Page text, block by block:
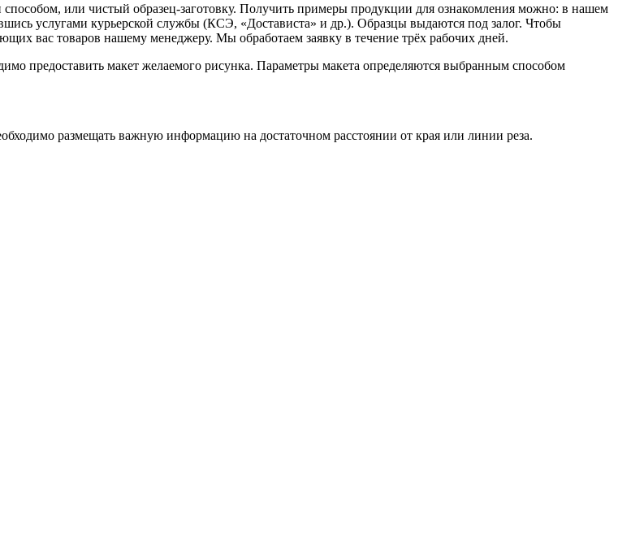
или чистый образец-заготовку. Получить примеры продукции для ознакомления можно: в нашем
услугами курьерской службы (КСЭ, «Достависта» и др.). Образцы выдаются под залог. Чтобы
вас товаров нашему менеджеру. Мы обработаем заявку в течение трёх рабочих дней.
предоставить макет желаемого рисунка. Параметры макета определяются выбранным способом
размещать важную информацию на достаточном расстоянии от края или линии реза.